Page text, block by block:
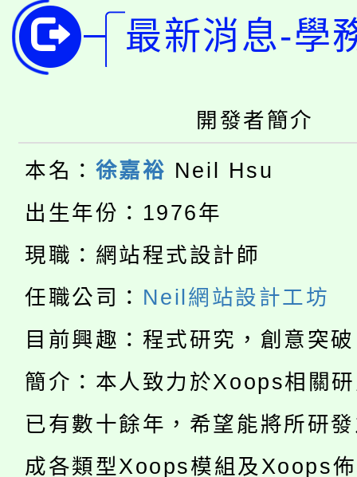
局官網。
開!
115年桃園市運動會8/
視費優惠，中低收入戶
半價優惠，詳情可洽有
者。
大園自造教育及科技
份教師增能研習
大溪自造教育及科技中
份教師研習
淨零綠生活教案入校路
會
115年食農教育專業人
程
「本色祭」8/29、30在
場熱烈登場!
8/21下午1時於龍潭區
徵才活動。
局官網。
8月14至27日，桃園電
115年桃園市運動會8/
最新消息-學
開發者簡介
本名： 徐嘉裕 Neil Hsu
出生年份：1976年
現職：網站程式設計師
任職公司： Neil網站設計工坊
目前興趣：程式研究，創意突
簡介：本人致力於Xoops相關
已有數十餘年，希望能將所研
成各類型Xoops模組及Xoops